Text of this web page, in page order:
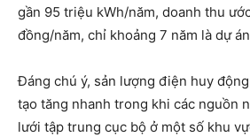
gần 95 triệu kWh/năm, doanh thu
đồng/năm, chỉ khoảng 7 năm là dự
Đáng chú ý, sản lượng điện huy
tạo tăng nhanh trong khi các nguồn
lưới tập trung cục bộ ở một số khu